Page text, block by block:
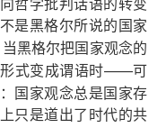
是黑格尔所说的国家
黑格尔把国家观念的
式变成谓语时——可
国家观念总是国家存
只是道出了时代的共